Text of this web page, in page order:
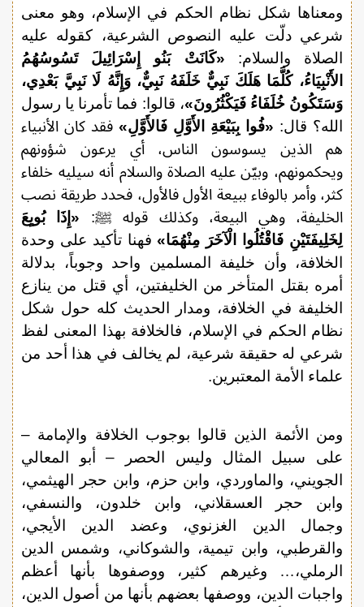
ومعناها شكل نظام الحكم في الإسلام، وهو معنى
شرعي دلّت عليه النصوص الشرعية، كقوله عليه
الصلاة والسلام: «كَانَتْ بَنُو إِسْرَائِيلَ تَسُوسُهُمُ
الأَنْبِيَاءُ، كُلَّمَا هَلَكَ نَبِيٌّ خَلَفَهُ نَبِيٌّ، وَإِنَّهُ لَا نَبِيَّ بَعْدِي،
وَسَتَكُونُ خُلَفَاءُ فَيَكْثُرُونَ»، قالوا: فما تأمرنا يا رسول
الله؟ قال: «فُوا بِبَيْعَةِ الأَوَّلِ فَالأَوَّلِ» فقد كان الأنبياء
هم الذين يسوسون الناس، أي يرعون شؤونهم
ويحكمونهم، وبيّن عليه الصلاة والسلام أنه سيليه خلفاء
كثر، وأمر بالوفاء ببيعة الأول فالأول، فحدد طريقة نصب
الخليفة، وهي البيعة، وكذلك قوله ﷺ: «إِذَا بُويِعَ
لِخَلِيفَتَيْنِ فَاقْتُلُوا الْآخَرَ مِنْهُمَا»فهنا تأكيد على وحدة
الخلافة، وأن خليفة المسلمين واحد وجوباً، بدلالة
أمره بقتل المتأخر من الخليفتين، أي قتل من ينازع
الخليفة في الخلافة، ومدار الحديث كله حول شكل
نظام الحكم في الإسلام، فالخلافة بهذا المعنى لفظ
شرعي له حقيقة شرعية، لم يخالف في هذا أحد من
علماء الأمة المعتبرين.
ومن الأئمة الذين قالوا بوجوب الخلافة والإمامة –
على سبيل المثال وليس الحصر – أبو المعالي
الجويني، والماوردي، وابن حزم، وابن حجر الهيثمي،
وابن حجر العسقلاني، وابن خلدون، والنسفي،
وجمال الدين الغزنوي، وعضد الدين الأيجي،
والقرطبي، وابن تيمية، والشوكاني، وشمس الدين
الرملي،… وغيرهم كثير، ووصفوها بأنها أعظم
واجبات الدين، ووصفها بعضهم بأنها من أصول الدين،